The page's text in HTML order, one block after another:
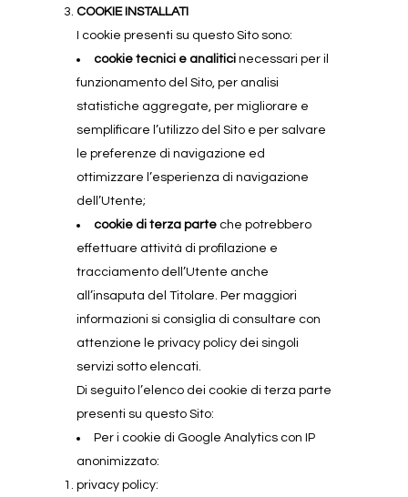
COOKIE INSTALLATI
I cookie presenti su questo Sito sono:
cookie tecnici e analitici necessari per il
funzionamento del Sito, per analisi
statistiche aggregate, per migliorare e
semplificare l’utilizzo del Sito e per salvare
le preferenze di navigazione ed
ottimizzare l’esperienza di navigazione
dell’Utente;
cookie di terza parte che potrebbero
effettuare attività di profilazione e
tracciamento dell’Utente anche
all’insaputa del Titolare. Per maggiori
informazioni si consiglia di consultare con
attenzione le privacy policy dei singoli
servizi sotto elencati.
Di seguito l’elenco dei cookie di terza parte
presenti su questo Sito:
Per i cookie di Google Analytics con IP
anonimizzato:
privacy policy: